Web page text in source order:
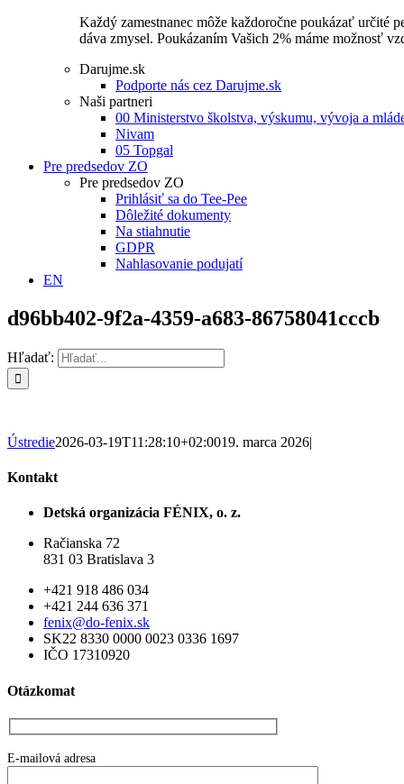
Každý zamestnanec môže každoročne poukázať určité
dáva zmysel. Poukázaním Vašich 2% máme možnosť
Darujme.sk
Podporte nás cez Darujme.sk
Naši partneri
00 Ministerstvo školstva, výskumu, vývoja a
Nivam
05 Topgal
Pre predsedov ZO
Pre predsedov ZO
Prihlásiť sa do Tee-Pee
Dôležité dokumenty
Na stiahnutie
GDPR
Nahlasovanie podujatí
EN
d96bb402-9f2a-4359-a683-86758041cccb
Hľadať:
Ústredie2026-03-19T11:28:10+02:0019. marca 2026|
Kontakt
Detská organizácia FÉNIX, o. z.
Račianska 72
831 03 Bratislava 3
+421 918 486 034
+421 244 636 371
fenix@do-fenix.sk
SK22 8330 0000 0023 0336 1697
IČO 17310920
Otázkomat
E-mailová adresa